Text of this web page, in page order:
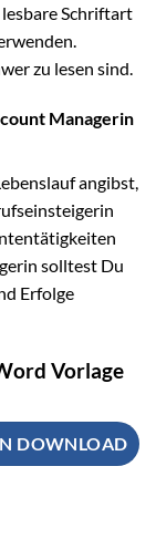
Schriftart
zu lesen sind.
Managerin
angibst,
solltest Du
Erfolge
Vorlage
DOWNLOAD